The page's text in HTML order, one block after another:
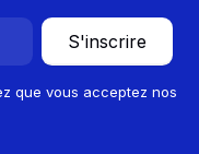
S'inscrire
que vous acceptez nos